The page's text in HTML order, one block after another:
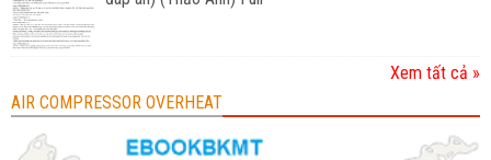
Xem tất cả »
AIR COMPRESSOR OVERHEAT